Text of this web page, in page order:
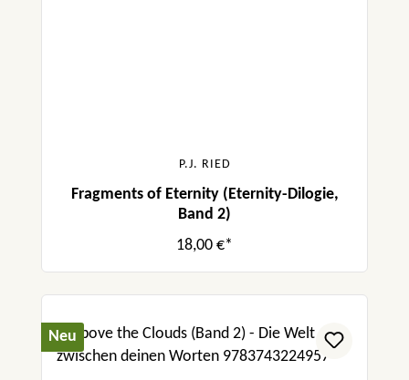
P.J. RIED
Fragments of Eternity (Eternity-Dilogie,
Band 2)
18,00 €*
Neu